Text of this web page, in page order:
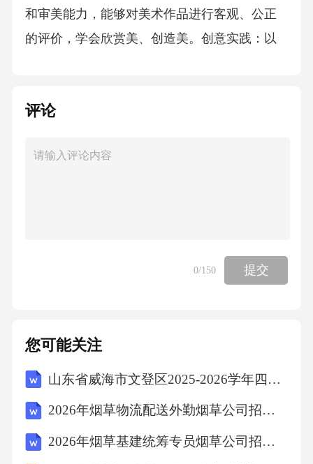
和审美能力，能够对美术作品进行客观、公正
的评价，学会欣赏美、创造美。创意实践：以
实践，在实践中探索创新路径，培养创新精神
深度融合。本次修订更新了“创意实践”素养的内
家、民族、地区和时代美术作品所体现的文化
多样性，坚守中华文化立场，坚定文化自信，
解”素养的内涵，增加了“历史观、民族观、国家
观、文化观”的表述。（二）学段目标结合普通
高中学生的身心发展特点和认知规律，将课程
段，各阶段目标相互衔接、层层递进，确保核
评论
0/150 提交
您可能关注
山东省威海市文登区2025-2026学年四年级上学期期末语文试题（文字版含答案）
2026年烟草物流配送外勤烟草公司招聘考试笔试试题（含答案）
2026年烟草基建统筹专员烟草公司招聘考试笔试试题（含答案）